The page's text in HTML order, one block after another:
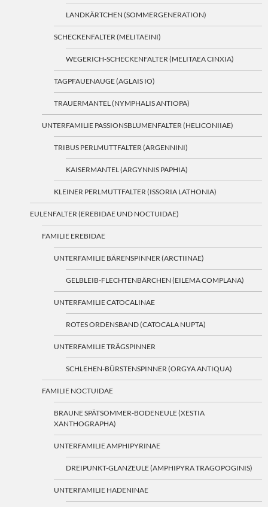
LANDKÄRTCHEN (SOMMERGENERATION)
SCHECKENFALTER (MELITAEINI)
WEGERICH-SCHECKENFALTER (MELITAEA CINXIA)
TAGPFAUENAUGE (AGLAIS IO)
TRAUERMANTEL (NYMPHALIS ANTIOPA)
UNTERFAMILIE PASSIONSBLUMENFALTER (HELICONIIAE)
TRIBUS PERLMUTTFALTER (ARGENNINI)
KAISERMANTEL (ARGYNNIS PAPHIA)
KLEINER PERLMUTTFALTER (ISSORIA LATHONIA)
EULENFALTER (EREBIDAE UND NOCTUIDAE)
FAMILIE EREBIDAE
UNTERFAMILIE BÄRENSPINNER (ARCTIINAE)
GELBLEIB-FLECHTENBÄRCHEN (EILEMA COMPLANA)
UNTERFAMILIE CATOCALINAE
ROTES ORDENSBAND (CATOCALA NUPTA)
UNTERFAMILIE TRÄGSPINNER
SCHLEHEN-BÜRSTENSPINNER (ORGYA ANTIQUA)
FAMILIE NOCTUIDAE
BRAUNE SPÄTSOMMER-BODENEULE (XESTIA
XANTHOGRAPHA)
UNTERFAMILIE AMPHIPYRINAE
DREIPUNKT-GLANZEULE (AMPHIPYRA TRAGOPOGINIS)
UNTERFAMILIE HADENINAE